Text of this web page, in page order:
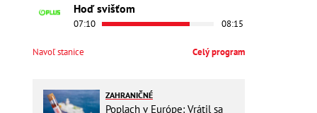
Hoď svišťom
07:10 08:15
Navoľ stanice Celý program
ZAHRANIČNÉ
Poplach v Európe: Vrátil sa